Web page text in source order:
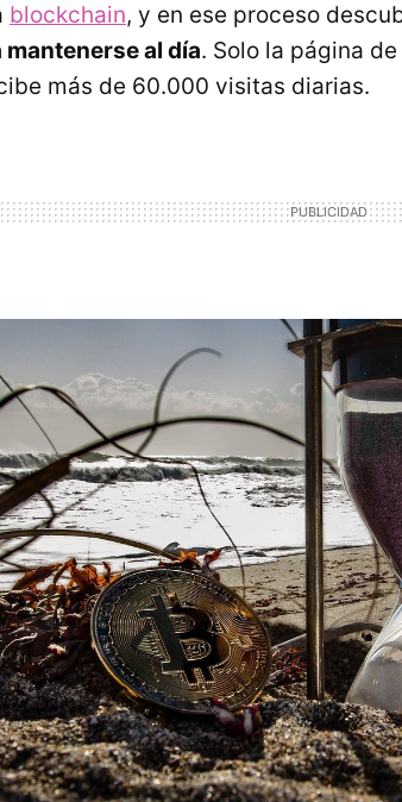
blockchain, y en ese proceso
mantenerse al día. Solo la página de
más de 60.000 visitas diarias.